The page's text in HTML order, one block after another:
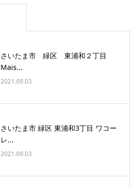
さいたま市 緑区 東浦和２丁目
Mais...
2021.09.03
さいたま市 緑区 東浦和3丁目 ワコー
レ...
2021.09.03